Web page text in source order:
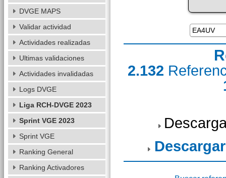
2.132
DVGE MAPS
Validar actividad
Actividades realizadas
Ultimas validaciones
Actividades invalidadas
Logs DVGE
Liga RCH-DVGE 2023
Sprint VGE 2023
Sprint VGE
Ranking General
Ranking Activadores